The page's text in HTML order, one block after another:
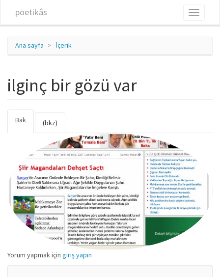
pöetikâs
Toggle
Ana sayfa İçerik
ilginç bir gözü var
Birincil sekmeler
Bak
sekme)
(bkz)
ilginc_bir_gozu_var.jpg
Yorum yapmak için giriş yapın